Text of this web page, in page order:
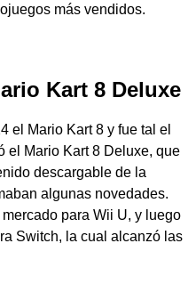
más vendidos.
Kart 8 Deluxe
el Mario Kart 8 y fue tal el
el Mario Kart 8 Deluxe, que
descargable de la
algunas novedades.
para Wii U, y luego
Switch, la cual alcanzó las